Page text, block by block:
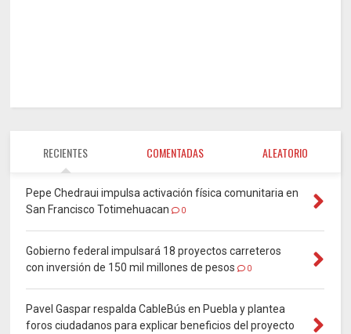
RECIENTES COMENTADAS ALEATORIO
Pepe Chedraui impulsa activación física comunitaria en
San Francisco Totimehuacan
0
Gobierno federal impulsará 18 proyectos carreteros
con inversión de 150 mil millones de pesos
0
Pavel Gaspar respalda CableBús en Puebla y plantea
foros ciudadanos para explicar beneficios del proyecto